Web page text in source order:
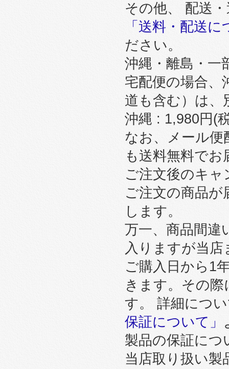
その他、 配送
「送料・配送
ださい。
沖縄・離島・一
宅配便の場合、
道も含む）は、
沖縄 : 1,980円(
なお、メール便
も送料無料で
ご注文後のキ
ご注文の商品
します。
万一、商品間違
入りますが当
ご購入日から1
きます。その
す。 詳細につ
保証について」
製品の保証につ
当店取り扱い